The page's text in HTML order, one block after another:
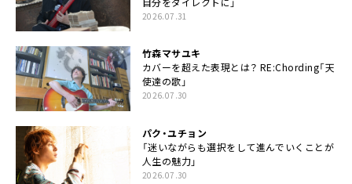
2026.07.31
竹森マサユキ
カバーを超えた表現とは？ RE:Chording「天
使達の歌」
2026.07.30
パク・ユチョン
「迷いながらも選択をして進んでいくことが
人生の魅力」
2026.07.30